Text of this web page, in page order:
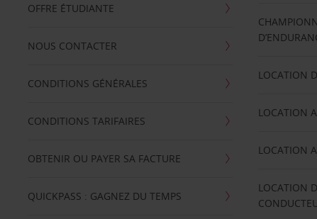
OFFRE ÉTUDIANTE
NOUS CONTACTER
CONDITIONS GÉNÉRALES
CONDITIONS TARIFAIRES
OBTENIR OU PAYER SA FACTURE
QUICKPASS : GAGNEZ DU TEMPS
LOCATION
LOCATION
LOCATION
LOCATION